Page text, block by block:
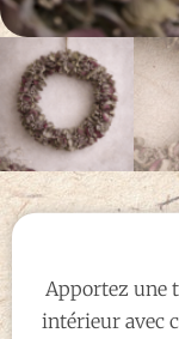
Apportez une
intérieur avec